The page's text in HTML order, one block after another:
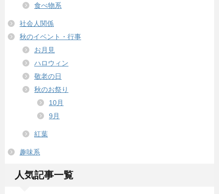
食べ物系
社会人関係
秋のイベント・行事
お月見
ハロウィン
敬老の日
秋のお祭り
10月
9月
紅葉
趣味系
人気記事一覧